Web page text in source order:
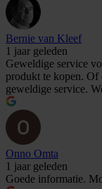
Bernie van Kleef
1 jaar geleden
Geweldige service
produkt te kopen. Of
geweldige service.
Onno Omta
1 jaar geleden
Goede informatie.